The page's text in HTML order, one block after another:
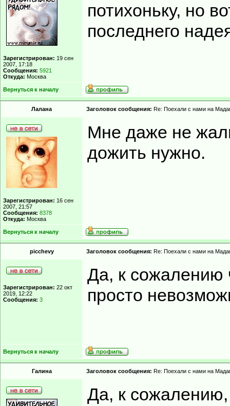
Зарегистрирован: 19 сен
2007, 17:18
Сообщения: 5921
Откуда: Москва
потихоньку, но
последнего
Вернуться к началу
Лалана Заголовок сообщения: Re: Поехали с нами на
Зарегистрирован: 16 сен
2007, 21:57
Сообщения: 8378
Откуда: Москва
Мне даже не
дожить нужно.
Вернуться к началу
picchevy Заголовок сообщения: Re: Поехали с нами на
Зарегистрирован: 22 окт
2019, 12:22
Сообщения: 3
Да, к сожалению
просто
Вернуться к началу
Гaлинa Заголовок сообщения: Re: Поехали с нами на
Да, к